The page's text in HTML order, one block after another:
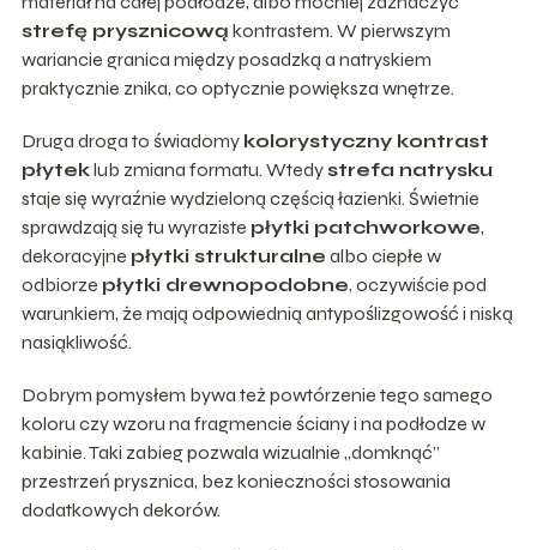
strefę prysznicową kontrastem. W pierwszym
wariancie granica między posadzką a natryskiem
praktycznie znika, co optycznie powiększa wnętrze.
Druga droga to świadomy kolorystyczny kontrast
płyteklub zmiana formatu. Wtedystrefa natrysku
staje się wyraźnie wydzieloną częścią łazienki. Świetnie
sprawdzają się tu wyraziste płytki patchworkowe,
dekoracyjne płytki strukturalne albo ciepłe w
odbiorze płytki drewnopodobne, oczywiście pod
warunkiem, że mają odpowiednią antypoślizgowość i niską
nasiąkliwość.
Dobrym pomysłem bywa też powtórzenie tego samego
koloru czy wzoru na fragmencie ściany i na podłodze w
kabinie. Taki zabieg pozwala wizualnie „domknąć”
przestrzeń prysznica, bez konieczności stosowania
dodatkowych dekorów.